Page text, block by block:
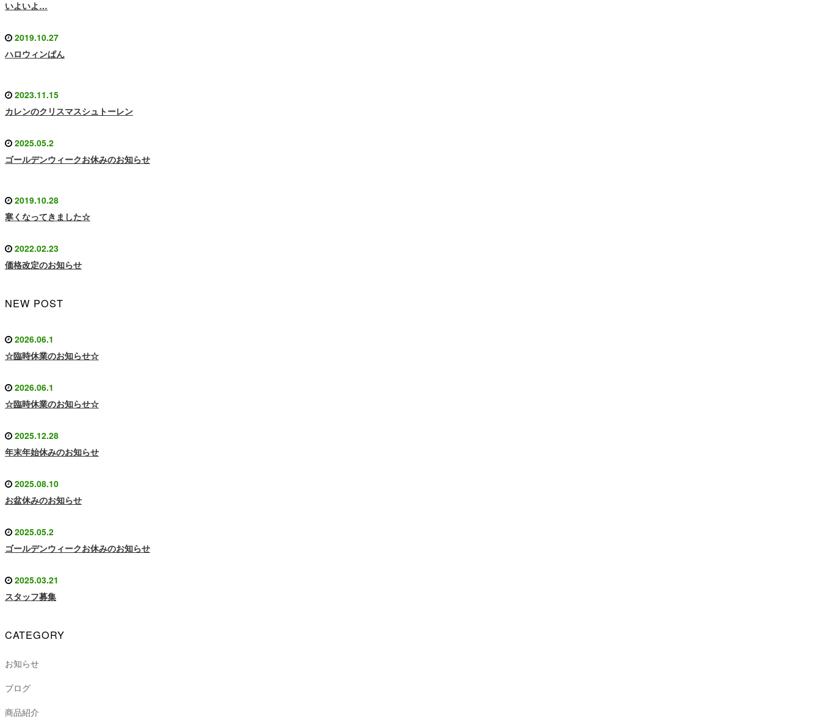
いよいよ…
2019.10.27
ハロウィンぱん
2023.11.15
カレンのクリスマスシュトーレン
2025.05.2
ゴールデンウィークお休みのお知らせ
2019.10.28
寒くなってきました☆
2022.02.23
価格改定のお知らせ
NEW POST
2026.06.1
☆臨時休業のお知らせ☆
2026.06.1
☆臨時休業のお知らせ☆
2025.12.28
年末年始休みのお知らせ
2025.08.10
お盆休みのお知らせ
2025.05.2
ゴールデンウィークお休みのお知らせ
2025.03.21
スタッフ募集
CATEGORY
お知らせ
ブログ
商品紹介